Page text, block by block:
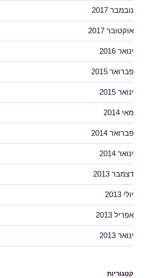
נובמבר 2017
אוקטובר 2017
ינואר 2016
פברואר 2015
ינואר 2015
מאי 2014
פברואר 2014
ינואר 2014
דצמבר 2013
יולי 2013
אפריל 2013
ינואר 2013
קטגוריות